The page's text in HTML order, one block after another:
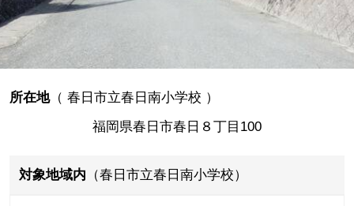
所在地（ 春日市立春日南小学校 ）
福岡県春日市春日８丁目100
対象地域内 （春日市立春日南小学校）